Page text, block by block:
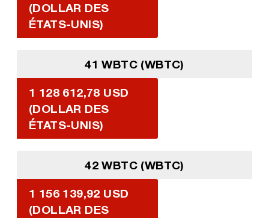
(DOLLAR DES
ÉTATS-UNIS)
41 WBTC (WBTC)
1 128 612,78 USD
(DOLLAR DES
ÉTATS-UNIS)
42 WBTC (WBTC)
1 156 139,92 USD
(DOLLAR DES